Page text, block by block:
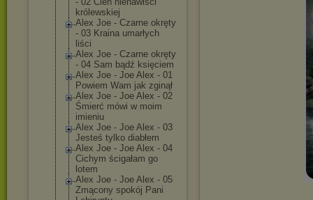
królewskiej
Alex Joe - Czarne okręty
- 03 Kraina umarłych
liści
Alex Joe - Czarne okręty
- 04 Sam bądź księciem
Alex Joe - Joe Alex - 01
Powiem Wam jak zginął
Alex Joe - Joe Alex - 02
Śmierć mówi w moim
imieniu
Alex Joe - Joe Alex - 03
Jesteś tylko diabłem
Alex Joe - Joe Alex - 04
Cichym ścigałam go
lotem
Alex Joe - Joe Alex - 05
Zmącony spokój Pani